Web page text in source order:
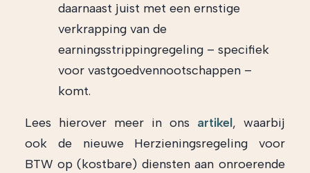
daarnaast juist met een ernstige
verkrapping van de
earningsstrippingregeling – specifiek
voor vastgoedvennootschappen –
komt.
Lees hierover meer in ons artikel, waarbij
ook de nieuwe Herzieningsregeling voor
BTW op (kostbare) diensten aan onroerende